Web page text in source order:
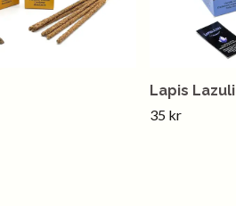
Lapis Lazuli
35 kr